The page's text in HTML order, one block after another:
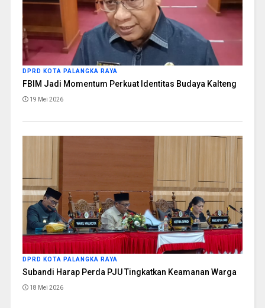
DPRD KOTA PALANGKA RAYA
FBIM Jadi Momentum Perkuat Identitas Budaya Kalteng
19 Mei 2026
DPRD KOTA PALANGKA RAYA
Subandi Harap Perda PJU Tingkatkan Keamanan Warga
18 Mei 2026